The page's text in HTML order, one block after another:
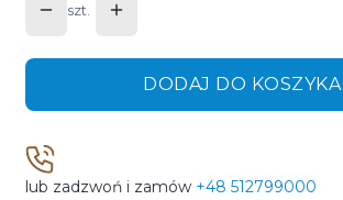
szt.
DODAJ DO KOSZYKA
lub zadzwoń i zamów +48 512799000